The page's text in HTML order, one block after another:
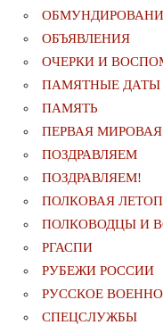
ОБЪЯВЛЕНИЯ
ОЧЕРКИ И
ПАМЯТНЫЕ ДАТЫ
ПАМЯТЬ
ПЕРВАЯ МИРОВАЯ
ПОЗДРАВЛЯЕМ
ПОЗДРАВЛЯЕМ!
ПОЛКОВАЯ
ПОЛКОВОДЦЫ И
РГАСПИ
РУБЕЖИ РОССИИ
РУССКОЕ
СПЕЦСЛУЖБЫ